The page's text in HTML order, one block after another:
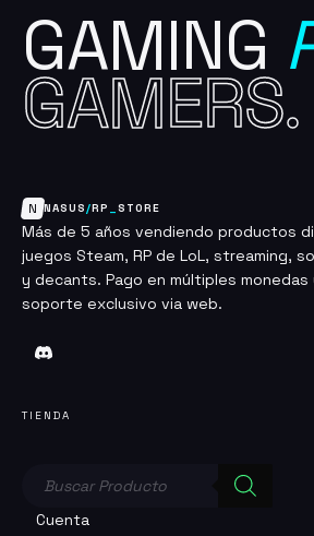
GAMING
GAMERS.
N NASUS/RP STORE
Más de 5 años vendiendo productos
juegos Steam, RP de LoL, streaming,
y decants. Pago en múltiples monedas
soporte exclusivo via web.
TIENDA
Cuenta